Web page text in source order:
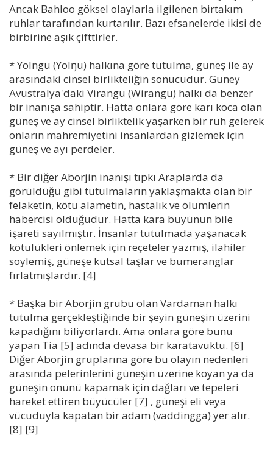
Ancak Bahloo göksel olaylarla ilgilenen birtakım
ruhlar tarafından kurtarılır. Bazı efsanelerde ikisi de
birbirine aşık çifttirler.
* Yolngu (Yolŋu) halkına göre tutulma, güneş ile ay
arasındaki cinsel birlikteliğin sonucudur. Güney
Avustralya'daki Virangu (Wirangu) halkı da benzer
bir inanışa sahiptir. Hatta onlara göre karı koca olan
güneş ve ay cinsel birliktelik yaşarken bir ruh gelerek
onların mahremiyetini insanlardan gizlemek için
güneş ve ayı perdeler.
* Bir diğer Aborjin inanışı tıpkı Araplarda da
görüldüğü gibi tutulmaların yaklaşmakta olan bir
felaketin, kötü alametin, hastalık ve ölümlerin
habercisi olduğudur. Hatta kara büyünün bile
işareti sayılmıştır. İnsanlar tutulmada yaşanacak
kötülükleri önlemek için reçeteler yazmış, ilahiler
söylemiş, güneşe kutsal taşlar ve bumeranglar
fırlatmışlardır. [4]
* Başka bir Aborjin grubu olan Vardaman halkı
tutulma gerçekleştiğinde bir şeyin güneşin üzerini
kapadığını biliyorlardı. Ama onlara göre bunu
yapan Tia [5] adında devasa bir karatavuktu. [6]
Diğer Aborjin gruplarına göre bu olayın nedenleri
arasında pelerinlerini güneşin üzerine koyan ya da
güneşin önünü kapamak için dağları ve tepeleri
hareket ettiren büyücüler [7] , güneşi eli veya
vücuduyla kapatan bir adam (vaddingga) yer alır.
[8] [9]